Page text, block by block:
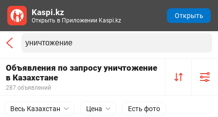
Объявления по запросу уничтожение
в Казахстане
287 объявлений
Весь Казахстан Цена Есть фото
Kaspi.kz
Открыть в Приложении Kaspi.kz
Открыть